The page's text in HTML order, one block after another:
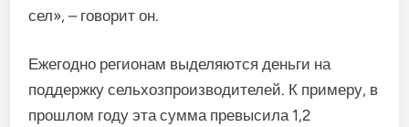
сел», – говорит он.
Ежегодно регионам выделяются деньги на
поддержку сельхозпроизводителей. К примеру, в
прошлом году эта сумма превысила 1,2